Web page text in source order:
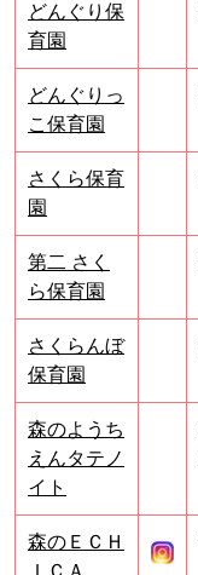
どんぐり保
育園
どんぐりっ
こ保育園
さくら保育
園
第二 さく
ら保育園
さくらんぼ
保育園
森のようち
えんタテノ
イト
森のＥＣＨ
ＩＣＡ